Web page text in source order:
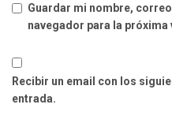
Guardar mi nombre,
navegador para la
Recibir un email con los
entrada.